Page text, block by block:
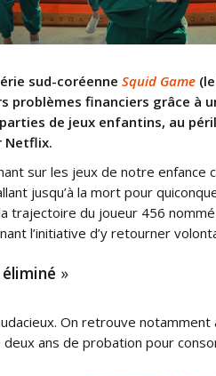
sud-coréenne Squid Game
financiers grâce à
de jeux enfantins, au
Netflix.
sur les jeux de notre enfance
jusqu’à la mort pour
du joueur 456
l’initiative d’y retourner
»
On retrouve
ans de probation pour